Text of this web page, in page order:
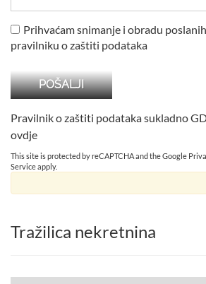
Prihvaćam snimanje i obradu
pravilniku o zaštiti podataka
Pravilnik o zaštiti podataka sukladno
ovdje
This site is protected by reCAPTCHA and the Google
Serviceapply.
Tražilica nekretnina